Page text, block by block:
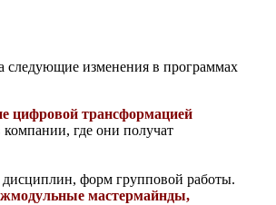
следующие изменения в программах
цифровой трансформацией
где они получат
дисциплин, форм групповой работы.
мастермайнды,